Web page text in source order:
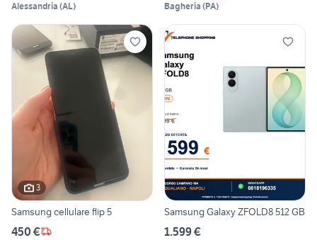
Alessandria (AL) Bagheria (PA)
3
Samsung cellulare flip 5
450 €
Samsung Galaxy ZFOLD8 512 GB
1.599 €